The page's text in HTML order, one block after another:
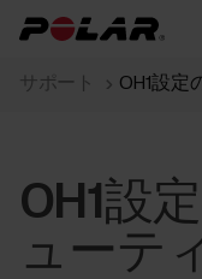
サポート OH1設定
OH1設
ューテ